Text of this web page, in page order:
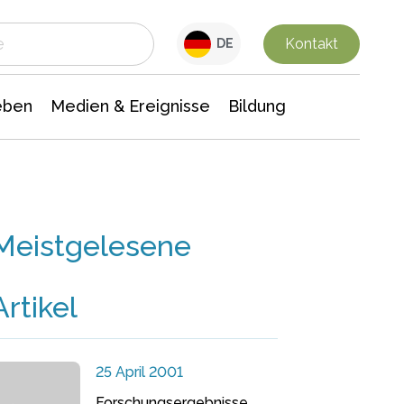
DE Kontakt
Medien & Ereignisse Bildung
25 April 2001